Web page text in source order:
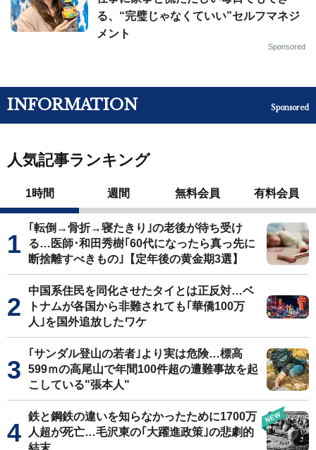
る、“完璧じゃなくていい”セルフマネジ
メント
Sponsored
INFORMATION Sponsored
人気記事ランキング
1時間 週間 無料会員 有料会員
｢転倒→骨折→寝たきり｣の老後が待ち受け
る…医師･和田秀樹｢60代になったら真っ先に
断捨離すべきもの｣【定年後の黄金期3選】
中国系住民を同化させたタイとは正反対…ベ
トナムが各国から非難されても｢華僑100万
人｣を国外追放したワケ
｢サンダル登山の若者｣より実は危険…標高
599ｍの高尾山で年間100件超の遭難事故を起
こしている"張本人"
鉄と鋼鉄の違いを知らなかったために1700万
人超が死亡…毛沢東の｢大躍進政策｣の悲劇的
結末